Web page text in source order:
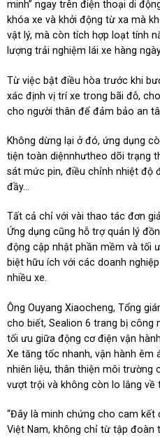
minh” ngay trên điện thoại di
khóa xe và khởi động từ xa mà
vật lý, mà còn tích hợp loạt tính
lượng trải nghiệm lái xe hàng
Từ việc bật điều hòa trước khi
xác định vị trí xe trong bãi đỗ,
cho người thân để đảm bảo an
Không dừng lại ở đó, ứng dụng
tiện toàn diệnnhưtheo dõi trạng
sát mức pin, điều chỉnh nhiệt độ
đầy...
Tất cả chỉ với vài thao tác đơn
Ứng dụng cũng hỗ trợ quản lý
động cập nhật phần mềm và tối
biệt hữu ích với các doanh
nhiều xe.
Ông Ouyang Xiaocheng, Tổng
cho biết, Sealion 6 trang bị công
tối ưu giữa động cơ điện vận
Xe tăng tốc nhanh, vận hành êm
nhiên liệu, thân thiện môi trường
vượt trội và không còn lo lắng về
“Đây là minh chứng cho cam kết
Việt Nam, không chỉ từ tập đoàn